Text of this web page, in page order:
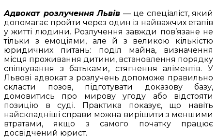
Адвокат розлучення Львів — це спеціаліст, який
допомагає пройти через один із найважчих етапів
у житті людини. Розлучення завжди пов’язане не
тільки з емоціями, але й з великою кількістю
юридичних питань: поділ майна, визначення
місця проживання дитини, встановлення порядку
спілкування з батьками, стягнення аліментів. У
Львові адвокат з розлучень допоможе правильно
скласти позов, підготувати доказову базу,
домовитись про мирову угоду або відстояти
позицію в суді. Практика показує, що навіть
найскладніші справи можна вирішити з меншими
втратами, якщо з самого початку працює
досвідчений юрист.